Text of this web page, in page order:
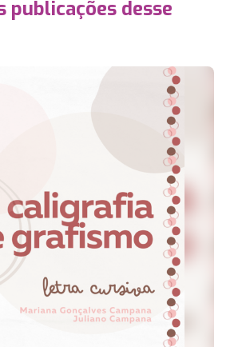
publicações desse